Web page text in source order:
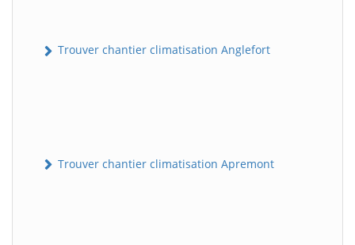
Trouver chantier climatisation Anglefort
Trouver chantier climatisation Apremont